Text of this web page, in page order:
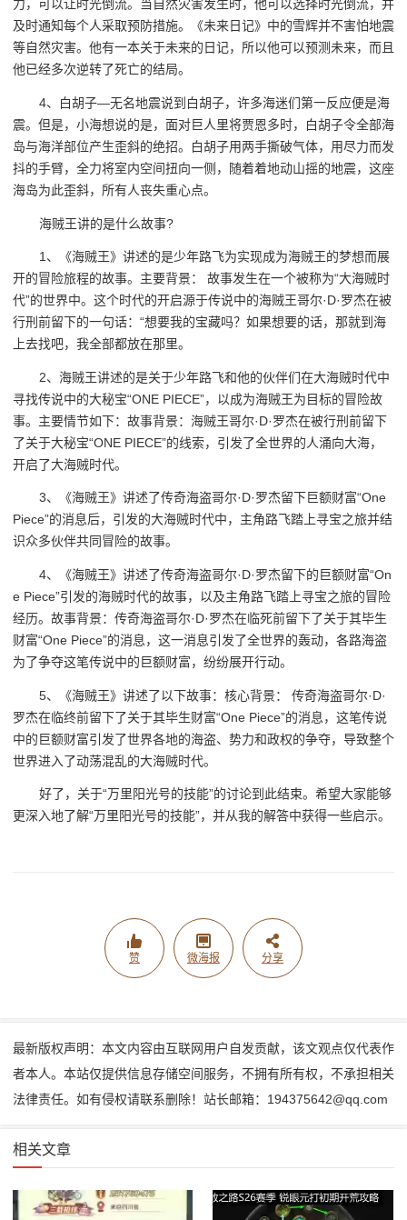
力，可以让时光倒流。当自然灾害发生时，他可以选择时光倒流，并
及时通知每个人采取预防措施。《未来日记》中的雪辉并不害怕地震
等自然灾害。他有一本关于未来的日记，所以他可以预测未来，而且
他已经多次逆转了死亡的结局。
4、白胡子—无名地震说到白胡子，许多海迷们第一反应便是海
震。但是，小海想说的是，面对巨人里将贾恩多时，白胡子令全部海
岛与海洋部位产生歪斜的绝招。白胡子用两手撕破气体，用尽力而发
抖的手臂，全力将室内空间扭向一侧，随着着地动山摇的地震，这座
海岛为此歪斜，所有人丧失重心点。
海贼王讲的是什么故事?
1、《海贼王》讲述的是少年路飞为实现成为海贼王的梦想而展
开的冒险旅程的故事。主要背景： 故事发生在一个被称为“大海贼时
代”的世界中。这个时代的开启源于传说中的海贼王哥尔·D·罗杰在被
行刑前留下的一句话：“想要我的宝藏吗？如果想要的话，那就到海
上去找吧，我全部都放在那里。
2、海贼王讲述的是关于少年路飞和他的伙伴们在大海贼时代中
寻找传说中的大秘宝“ONE PIECE”，以成为海贼王为目标的冒险故
事。主要情节如下：故事背景：海贼王哥尔·D·罗杰在被行刑前留下
了关于大秘宝“ONE PIECE”的线索，引发了全世界的人涌向大海，
开启了大海贼时代。
3、《海贼王》讲述了传奇海盗哥尔·D·罗杰留下巨额财富“One
Piece”的消息后，引发的大海贼时代中，主角路飞踏上寻宝之旅并结
识众多伙伴共同冒险的故事。
4、《海贼王》讲述了传奇海盗哥尔·D·罗杰留下的巨额财富“On
e Piece”引发的海贼时代的故事，以及主角路飞踏上寻宝之旅的冒险
经历。故事背景：传奇海盗哥尔·D·罗杰在临死前留下了关于其毕生
财富“One Piece”的消息，这一消息引发了全世界的轰动，各路海盗
为了争夺这笔传说中的巨额财富，纷纷展开行动。
5、《海贼王》讲述了以下故事：核心背景： 传奇海盗哥尔·D·
罗杰在临终前留下了关于其毕生财富“One Piece”的消息，这笔传说
中的巨额财富引发了世界各地的海盗、势力和政权的争夺，导致整个
世界进入了动荡混乱的大海贼时代。
好了，关于“万里阳光号的技能”的讨论到此结束。希望大家能够
更深入地了解“万里阳光号的技能”，并从我的解答中获得一些启示。
赞 微海报 分享
最新版权声明：本文内容由互联网用户自发贡献，该文观点仅代表作
者本人。本站仅提供信息存储空间服务，不拥有所有权，不承担相关
法律责任。如有侵权请联系删除！站长邮箱：194375642@qq.com
相关文章